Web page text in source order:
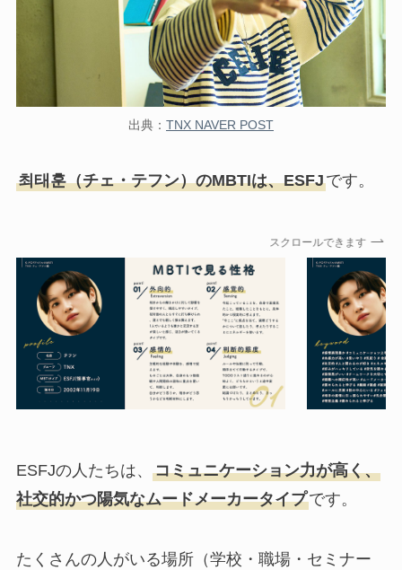
出典： TNX NAVER POST
최태훈（チェ・テフン）のMBTIは、ESFJです。
スクロールできます
ESFJの人たちは、 コミュニケーション力が高く、
社交的かつ陽気なムードメーカータイプです。
たくさんの人がいる場所（学校・職場・セミナー